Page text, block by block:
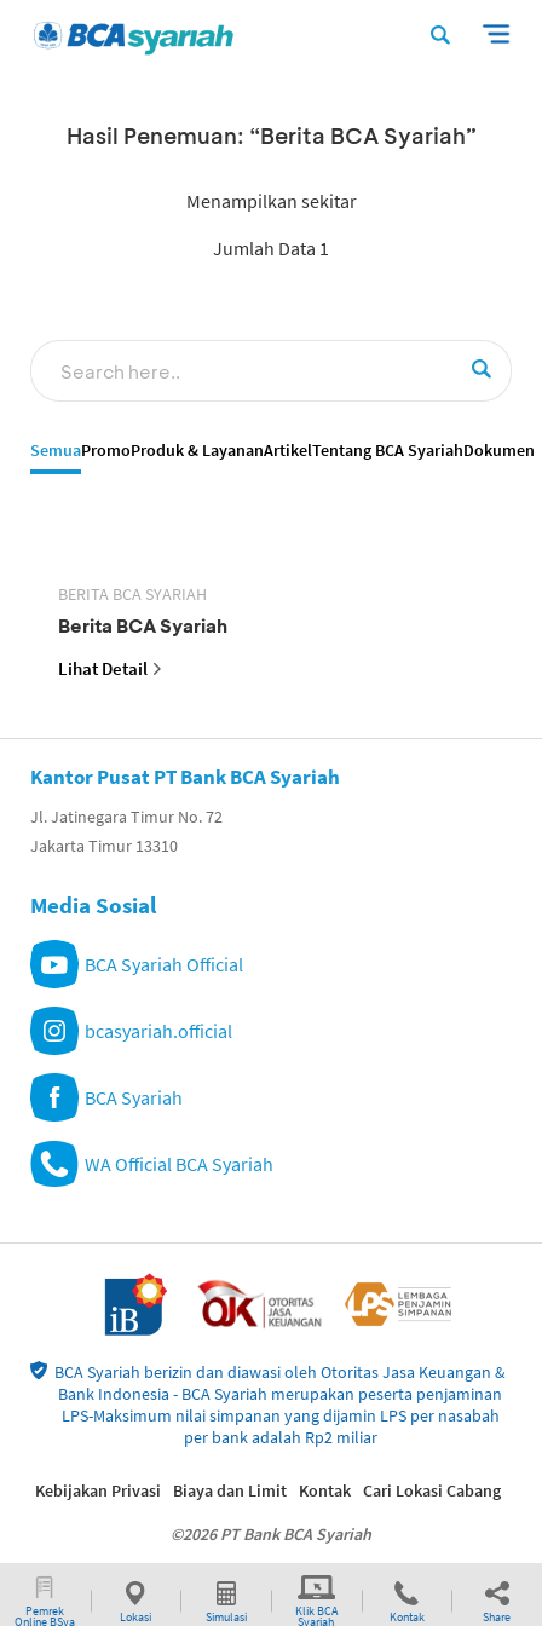
Pemrek
Online BSya Lokasi Simulasi Klik BCA
Syariah Kontak Share
Hasil Penemuan: “Berita BCA Syariah”
Menampilkan sekitar
Jumlah Data 1
SemuaPromoProduk & LayananArtikelTentang BCA SyariahDokumen
BERITA BCA SYARIAH
Berita BCA Syariah
Lihat Detail
Kantor Pusat PT Bank BCA Syariah
Jl. Jatinegara Timur No. 72
Jakarta Timur 13310
Media Sosial
BCA Syariah Official
bcasyariah.official
BCA Syariah
WA Official BCA Syariah
BCA Syariah berizin dan diawasi oleh Otoritas Jasa Keuangan &
Bank Indonesia - BCA Syariah merupakan peserta penjaminan
LPS-Maksimum nilai simpanan yang dijamin LPS per nasabah
per bank adalah Rp2 miliar
©2026 PT Bank BCA Syariah
Kebijakan Privasi Biaya dan Limit Kontak Cari Lokasi Cabang